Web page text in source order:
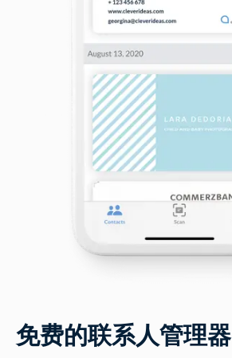
免费的联系人管理器